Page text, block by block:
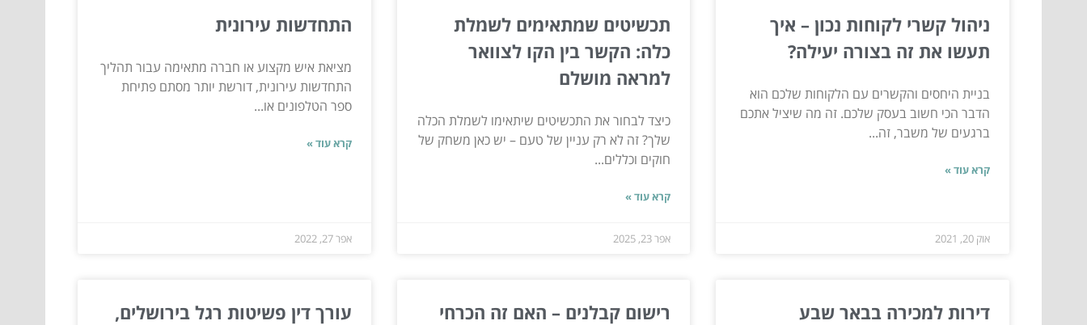
ניהול קשרי לקוחות נכון – איך
תעשו את זה בצורה יעילה?
בניית היחסים והקשרים עם הלקוחות שלכם הוא
הדבר הכי חשוב בעסק שלכם. זה מה שיציל אתכם
ברגעים של משבר, זה...
קרא עוד »
אוק 20, 2021
תכשיטים שמתאימים לשמלת
כלה: הקשר בין הקו לצוואר
למראה מושלם
כיצד לבחור את התכשיטים שיתאימו לשמלת הכלה
שלך? זה לא רק עניין של טעם – יש כאן משחק של
חוקים וכללים...
קרא עוד »
אפר 23, 2025
התחדשות עירונית
מציאת איש מקצוע או חברה מתאימה עבור תהליך
התחדשות עירונית, דורשת יותר מסתם פתיחת
ספר הטלפונים או...
קרא עוד »
אפר 27, 2022
דירות למכירה בבאר שבע רישום קבלנים – האם זה הכרחי
עורך דין פשיטות רגל בירושלים,